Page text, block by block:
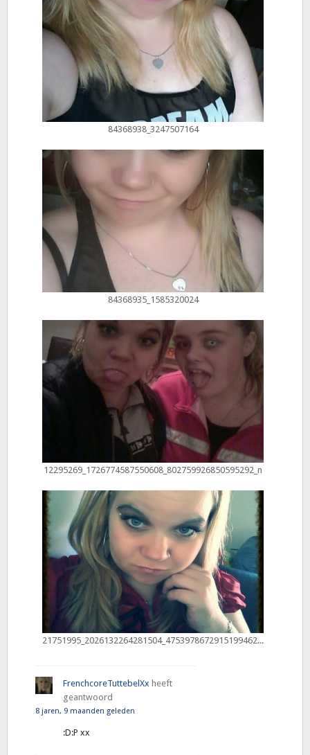
84368938_3247507164
84368935_1585320024
12295269_1726774587550608_802759926850595292_n
21751995_2026132264281504_4753978672915199462_n
FrenchcoreTuttebelXx heeft
geantwoord
8 jaren, 9 maanden geleden
:D:P xx